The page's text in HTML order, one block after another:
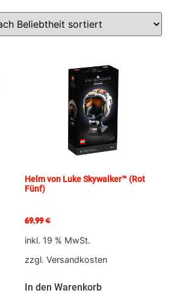
Helm von Luke Skywalker™ (Rot
Fünf)
69,99€
inkl. 19 % MwSt.
zzgl. Versandkosten
In den Warenkorb